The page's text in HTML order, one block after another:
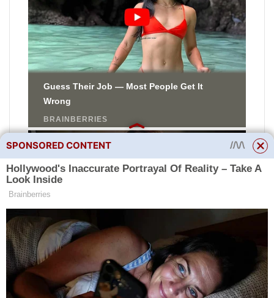
SPONSORED CONTENT